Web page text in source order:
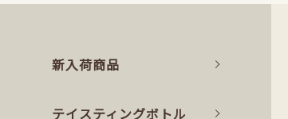
新入荷商品
テイスティングボトル